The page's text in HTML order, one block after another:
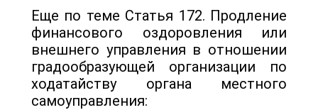
Еще по теме Статья 172. Продление
финансового оздоровления или
внешнего управления в отношении
градообразующей организации по
ходатайству органа местного
самоуправления: